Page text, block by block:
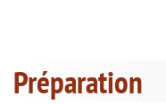
Préparation